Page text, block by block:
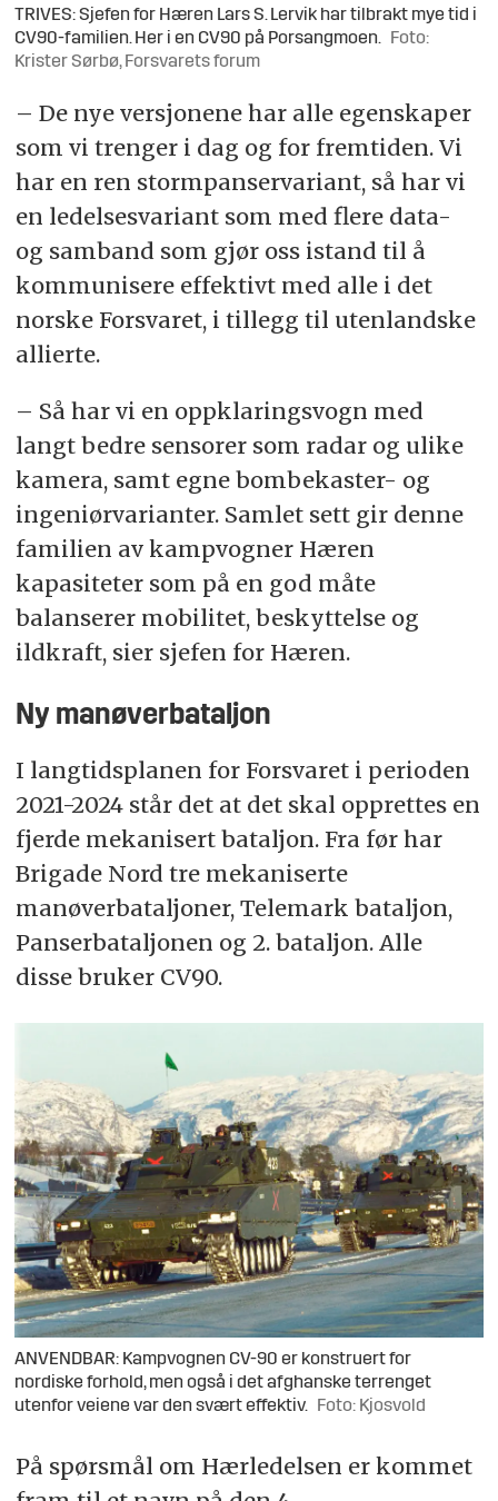
TRIVES: Sjefen for Hæren Lars S. Lervik har tilbrakt mye tid i
CV90-familien. Her i en CV90 på Porsangmoen.
Foto:
Krister Sørbø, Forsvarets forum
– De nye versjonene har alle egenskaper
som vi trenger i dag og for fremtiden. Vi
har en ren stormpanservariant, så har vi
en ledelsesvariant som med flere data-
og samband som gjør oss istand til å
kommunisere effektivt med alle i det
norske Forsvaret, i tillegg til utenlandske
allierte.
– Så har vi en oppklaringsvogn med
langt bedre sensorer som radar og ulike
kamera, samt egne bombekaster- og
ingeniørvarianter. Samlet sett gir denne
familien av kampvogner Hæren
kapasiteter som på en god måte
balanserer mobilitet, beskyttelse og
ildkraft, sier sjefen for Hæren.
Ny manøverbataljon
I langtidsplanen for Forsvaret i perioden
2021-2024 står det at det skal opprettes en
fjerde mekanisert bataljon. Fra før har
Brigade Nord tre mekaniserte
manøverbataljoner, Telemark bataljon,
Panserbataljonen og 2. bataljon. Alle
disse bruker CV90.
ANVENDBAR: Kampvognen CV-90 er konstruert for
nordiske forhold, men også i det afghanske terrenget
utenfor veiene var den svært effektiv. Foto: Kjosvold
På spørsmål om Hærledelsen er kommet